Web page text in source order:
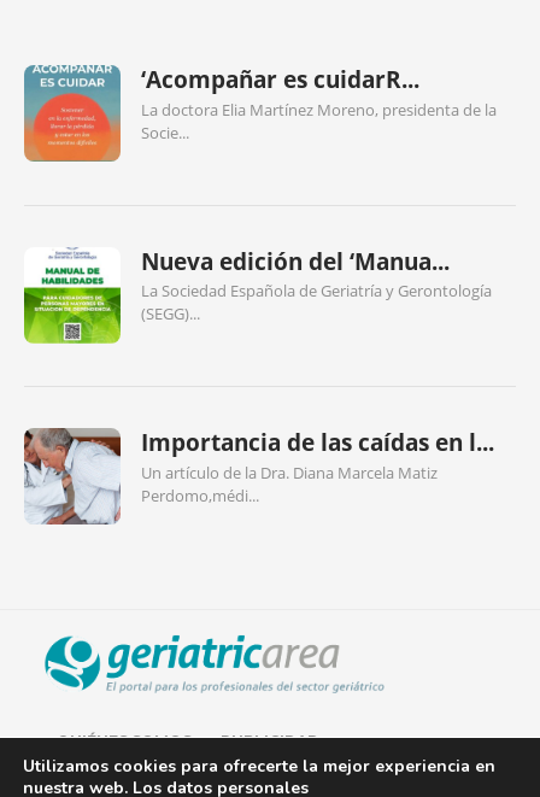
‘Acompañar es cuidarR...
La doctora Elia Martínez Moreno, presidenta de la
Socie...
Nueva edición del ‘Manua...
La Sociedad Española de Geriatría y Gerontología
(SEGG)...
Importancia de las caídas en l...
Un artículo de la Dra. Diana Marcela Matiz
Perdomo,médi...
QUIÉNES SOMOS PUBLICIDAD
AVISO LEGAL
Utilizamos cookies para ofrecerte la mejor experiencia en
nuestra web. Los datos personales